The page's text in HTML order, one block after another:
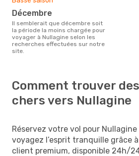
décembre
Il semblerait que décembre soit
la période la moins chargée pour
voyager à Nullagine selon les
recherches effectuées sur notre
site.
Comment trouver
chers vers Nullagine
Réservez votre vol pour Nullagine
voyagez l’esprit tranquille grâce
client premium, disponible 24h/